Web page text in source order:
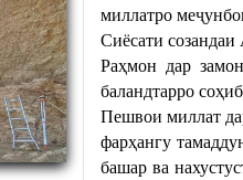
миллатро
Сиёсати
Раҳмон дар
баландтарро
Пешвои миллат
фарҳангу
башар ва